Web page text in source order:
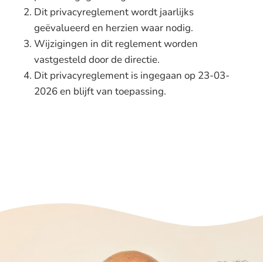
Dit privacyreglement wordt jaarlijks
geëvalueerd en herzien waar nodig.
Wijzigingen in dit reglement worden
vastgesteld door de directie.
Dit privacyreglement is ingegaan op 23-03-
2026 en blijft van toepassing.